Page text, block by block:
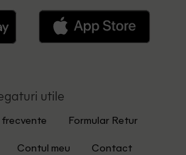
utile
frecvente Formular Retur
Contul meu Contact